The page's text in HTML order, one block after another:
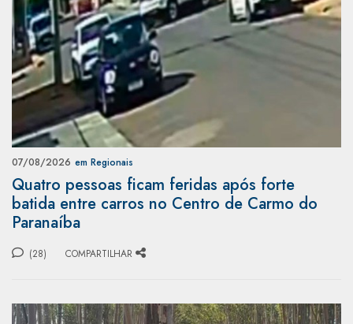
07/08/2026 em Regionais
Quatro pessoas ficam feridas após forte
batida entre carros no Centro de Carmo do
Paranaíba
(28) COMPARTILHAR